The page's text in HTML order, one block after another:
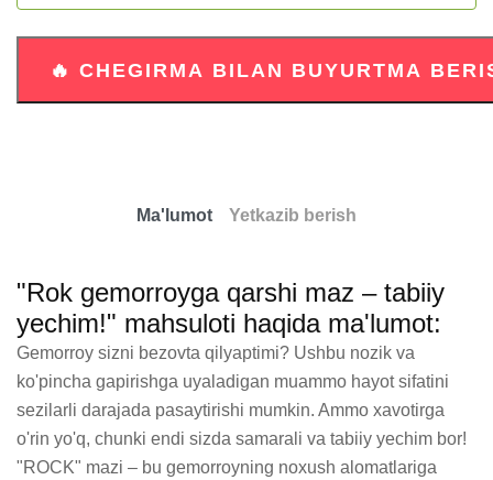
Ma'lumot Yetkazib berish
"Rok gemorroyga qarshi maz – tabiiy
yechim!" mahsuloti haqida ma'lumot:
Gemorroy sizni bezovta qilyaptimi? Ushbu nozik va
ko'pincha gapirishga uyaladigan muammo hayot sifatini
sezilarli darajada pasaytirishi mumkin. Ammo xavotirga
o'rin yo'q, chunki endi sizda samarali va tabiiy yechim bor!
"ROCK" mazi – bu gemorroyning noxush alomatlariga